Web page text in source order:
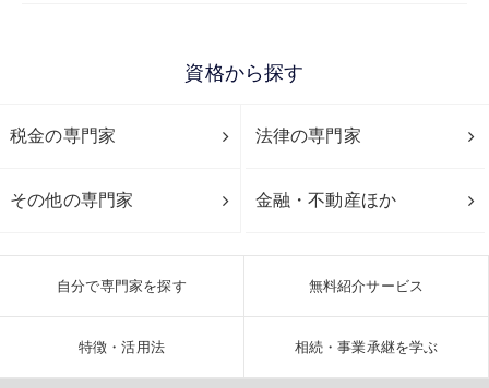
資格から探す
税金の専門家 法律の専門家
その他の専門家 金融・不動産ほか
自分で専門家を探す 無料紹介サービス
特徴・活用法 相続・事業承継を学ぶ